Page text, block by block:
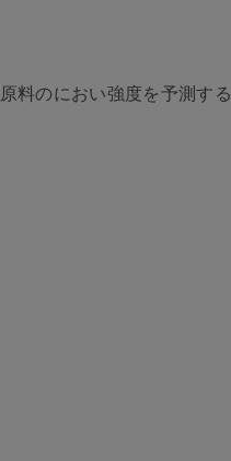
料のにおい強度を予測する